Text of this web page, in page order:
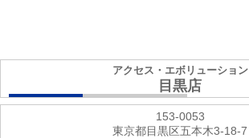
アクセス・エボリューション
目黒店
153-0053
東京都目黒区五本木3-18-7